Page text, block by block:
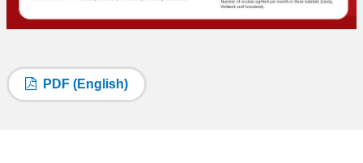
PDF (English)